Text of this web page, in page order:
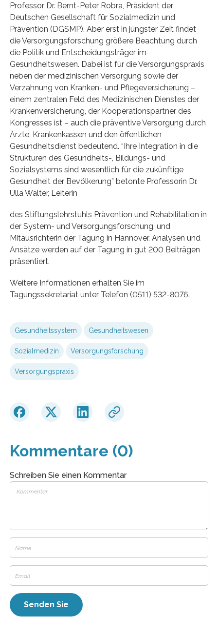
Professor Dr. Bernt-Peter Robra, Präsident der
Deutschen Gesellschaft für Sozialmedizin und
Prävention (DGSMP). Aber erst in jüngster Zeit findet
die Versorgungsforschung größere Beachtung durch
die Politik und Entscheidungsträger im
Gesundheitswesen. Dabei ist für die Versorgungspraxis
neben der medizinischen Versorgung sowie der
Verzahnung von Kranken- und Pflegeversicherung –
einem zentralen Feld des Medizinischen Dienstes der
Krankenversicherung, der Kooperationspartner des
Kongresses ist – auch die präventive Versorgung durch
Ärzte, Krankenkassen und den öffentlichen
Gesundheitsdienst bedeutend. “Ihre Integration in die
Strukturen des Gesundheits-, Bildungs- und
Sozialsystems sind wesentlich für die zukünftige
Gesundheit der Bevölkerung” betonte Professorin Dr.
Ulla Walter, Leiterin
des Stiftungslehrstuhls Prävention und Rehabilitation in
der System- und Versorgungsforschung, und
Mitausrichterin der Tagung in Hannover. Analysen und
Ansätze werden auf der Tagung in gut 200 Beiträgen
präsentiert.
Weitere Informationen erhalten Sie im
Tagungssekretariat unter Telefon (0511) 532-8076.
Gesundheitssystem Gesundheitswesen
Sozialmedizin Versorgungsforschung
Versorgungspraxis
Kommentare (0)
Schreiben Sie einen Kommentar